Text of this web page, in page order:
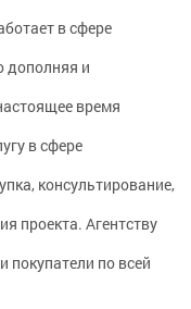
в сфере
дополняя и
время
в сфере
консультирование,
проекта. Агентству
покупатели по всей